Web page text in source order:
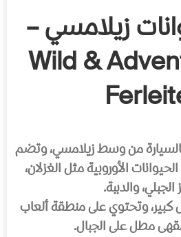
زيلامسي –
Wild &
20 دقيقة بالسيارة من وسط زيلامسي، وتضم
نوع من الحيوانات الأوروبية مثل الغزلان،
الجبلي، والدببة.
كبير، وتحتوي على منطقة ألعاب
مطل على الجبال.